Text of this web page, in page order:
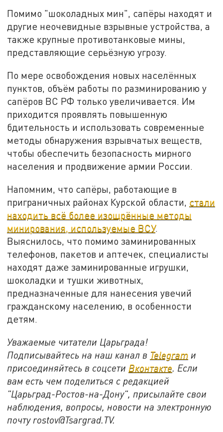
Помимо "шоколадных мин", сапёры находят и
другие неочевидные взрывные устройства, а
также крупные противотанковые мины,
представляющие серьёзную угрозу.
По мере освобождения новых населённых
пунктов, объём работы по разминированию у
сапёров ВС РФ только увеличивается. Им
приходится проявлять повышенную
бдительность и использовать современные
методы обнаружения взрывчатых веществ,
чтобы обеспечить безопасность мирного
населения и продвижение армии России.
Напомним, что сапёры, работающие в
приграничных районах Курской области, стали
находить всё более изощрённые методы
минирования, используемые ВСУ.
Выяснилось, что помимо заминированных
телефонов, пакетов и аптечек, специалисты
находят даже заминированные игрушки,
шоколадки и тушки животных,
предназначенные для нанесения увечий
гражданскому населению, в особенности
детям.
Уважаемые читатели Царьграда!
Подписывайтесь на наш канал в Telegram и
присоединяйтесь в соцсети Вконтакте . Если
вам есть чем поделиться с редакцией
"Царьград-Ростов-на-Дону", присылайте свои
наблюдения, вопросы, новости на электронную
почту rostov@Tsargrad.ТV.